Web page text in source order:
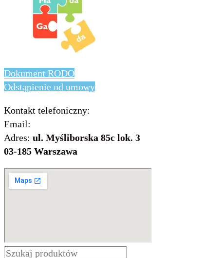
Dokument RODO
Odstąpienie od umowy
Kontakt telefoniczny:
Email:
Adres: ul. Myśliborska 85c lok. 3
03-185 Warszawa
Wyszukiwarka